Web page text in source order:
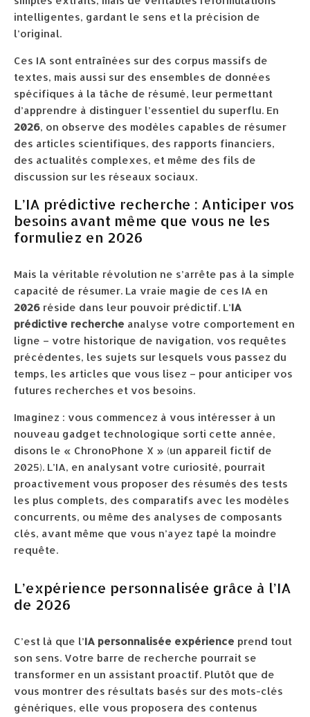
intelligentes, gardant le sens et la précision de
l’original.
Ces IA sont entraînées sur des corpus massifs de
textes, mais aussi sur des ensembles de données
spécifiques à la tâche de résumé, leur permettant
d’apprendre à distinguer l’essentiel du superflu. En
2026, on observe des modèles capables de résumer
des articles scientifiques, des rapports financiers,
des actualités complexes, et même des fils de
discussion sur les réseaux sociaux.
L’IA prédictive recherche : Anticiper vos
besoins avant même que vous ne les
formuliez en 2026
Mais la véritable révolution ne s’arrête pas à la simple
capacité de résumer. La vraie magie de ces IA en
2026 réside dans leur pouvoir prédictif. L’IA
prédictive recherche analyse votre comportement en
ligne – votre historique de navigation, vos requêtes
précédentes, les sujets sur lesquels vous passez du
temps, les articles que vous lisez – pour anticiper vos
futures recherches et vos besoins.
Imaginez : vous commencez à vous intéresser à un
nouveau gadget technologique sorti cette année,
disons le « ChronoPhone X » (un appareil fictif de
2025). L’IA, en analysant votre curiosité, pourrait
proactivement vous proposer des résumés des tests
les plus complets, des comparatifs avec les modèles
concurrents, ou même des analyses de composants
clés, avant même que vous n’ayez tapé la moindre
requête.
L’expérience personnalisée grâce à l’IA
de 2026
C’est là que l’IA personnalisée expérience prend tout
son sens. Votre barre de recherche pourrait se
transformer en un assistant proactif. Plutôt que de
vous montrer des résultats basés sur des mots-clés
génériques, elle vous proposera des contenus